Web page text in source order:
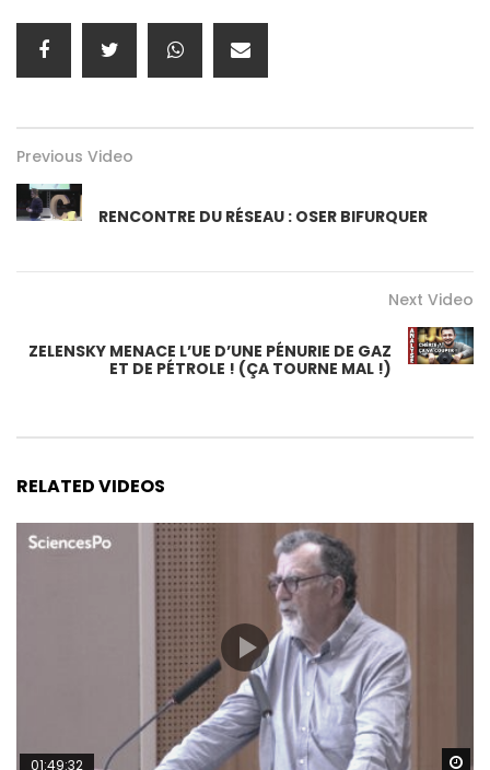
Previous Video
RENCONTRE DU RÉSEAU : OSER BIFURQUER
Next Video
ZELENSKY MENACE L’UE D’UNE PÉNURIE DE GAZ
ET DE PÉTROLE ! (ÇA TOURNE MAL !)
RELATED VIDEOS
01:49:32